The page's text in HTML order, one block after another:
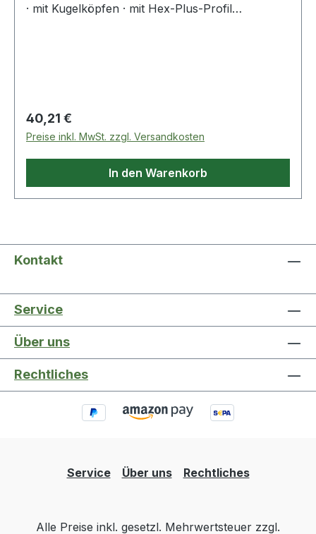
· mit Kugelköpfen · mit Hex-Plus-Profil
Winkelschlüsselclip sorgt für dauerhafte
Klemmung der Winkelschlüssel und bietet einen
schnellen und sicheren Zugriff Besondere
Produktvorteile: · Winkelschraubenschlüssel
komplett aus Edelstahl · kein Fremdrost
verursachender Abrieb bei der Verschraubung
Finden farbcodiert Lieferung im Kunststoffclip
Weitere technische Eigenschaften: · Bestückung:
Regulärer Preis:
40,21 €
Preise inkl. MwSt. zzgl. Versandkosten
In den Warenkorb
Kontakt
Service
Über uns
Rechtliches
Service Über uns Rechtliches
Alle Preise inkl. gesetzl. Mehrwertsteuer zzgl.